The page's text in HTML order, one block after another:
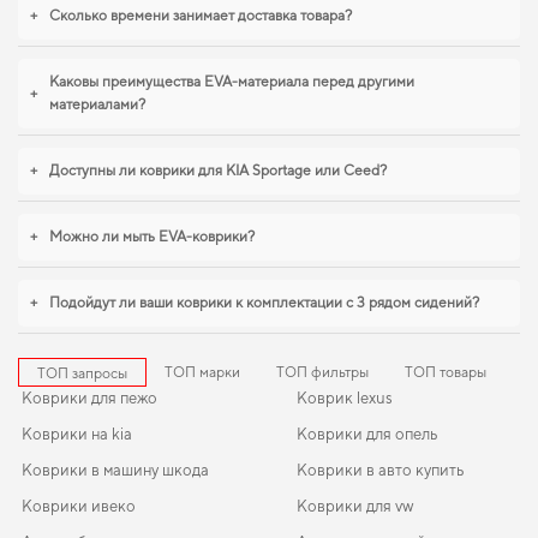
удачным выбором. Когда требуется баланс между эстетикой и
функциональностью,
коврики для kia cadenza
цена коврики для ваз 2105
вам поддерживать авто в отличном состоянии, предлагая только
качественную продукцию.
+ Сколько времени занимает доставка товара?
+
Каковы преимущества EVA-материала перед другими
материалами?
+ Доступны ли коврики для KIA Sportage или Ceed?
+ Можно ли мыть EVA-коврики?
+ Подойдут ли ваши коврики к комплектации с 3 рядом сидений?
ТОП запросы ТОП марки ТОП фильтры ТОП товары
Коврики для пежо
Коврики на kia
Коврики в машину шкода
Коврики ивеко
Коврик lexus
Коврики для опель
Коврики в авто купить
Коврики для vw